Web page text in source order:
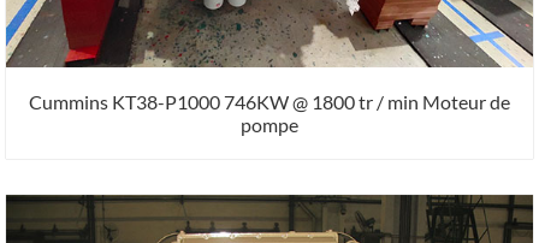
Cummins KT38-P1000 746KW @ 1800 tr / min Moteur de
pompe